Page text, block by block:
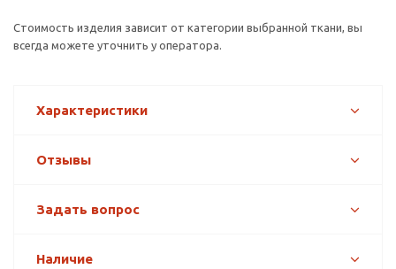
Стоимость изделия зависит от категории выбранной ткани, вы
всегда можете уточнить у оператора.
Характеристики
Отзывы
Задать вопрос
Наличие